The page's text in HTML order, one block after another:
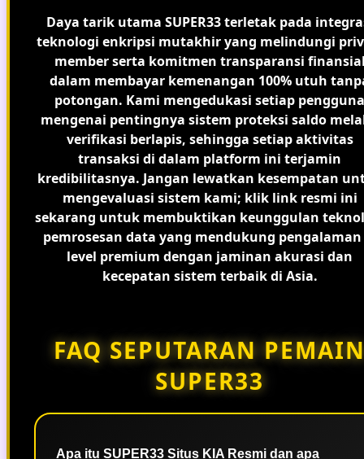
Daya tarik utama SUPER33 terletak pada
teknologi enkripsi mutakhir yang melindungi
member serta komitmen transparansi
dalam membayar kemenangan 100% utuh
potongan. Kami mengedukasi setiap pengguna
mengenai pentingnya sistem proteksi saldo
verifikasi berlapis, sehingga setiap aktivitas
transaksi di dalam platform ini terjamin
kredibilitasnya. Jangan lewatkan kesempatan
mengevaluasi sistem kami; klik link resmi ini
sekarang untuk membuktikan keunggulan
pemrosesan data yang mendukung
level premium dengan jaminan akurasi dan
kecepatan sistem terbaik di Asia.
FAQ SEPUTARAN
SUPER33
Apa itu SUPER33 Situs KIA Resmi dan apa